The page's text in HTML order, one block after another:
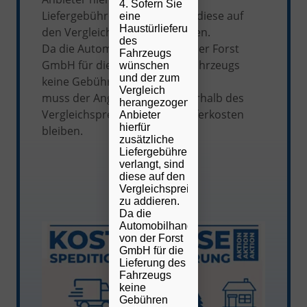
Liefergebühren verlangt, sind diese auf
den Vergleichspreis zu addieren.
Da die Automobilhandel von der Forst
GmbH für die Lieferung des Fahrzeugs
keine Gebühren verlangt,
muss der Angebotspreis unterhalb des
Vergleichspreises zzgl. der Lieferkosten
bleiben.
4. Sofern Sie
eine
Haustürlieferung
des
Fahrzeugs
wünschen
und der zum
Vergleich
herangezogene
Anbieter
hierfür
zusätzliche
Liefergebühren
verlangt, sind
diese auf den
Vergleichspreis
zu addieren.
Da die
Automobilhandel
von der Forst
GmbH für die
Lieferung des
Fahrzeugs
keine
Gebühren